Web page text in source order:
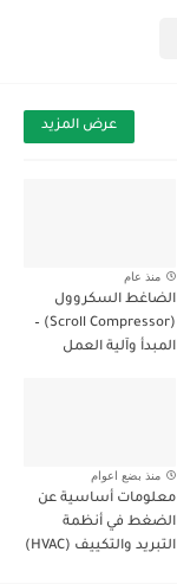
عرض المزيد
منذ عام
الضاغط السكروول
(Scroll Compressor) –
المبدأ وآلية العمل
منذ بضع اعوام
معلومات أساسية عن
الضغط في أنظمة
التبريد والتكييف (HVAC)